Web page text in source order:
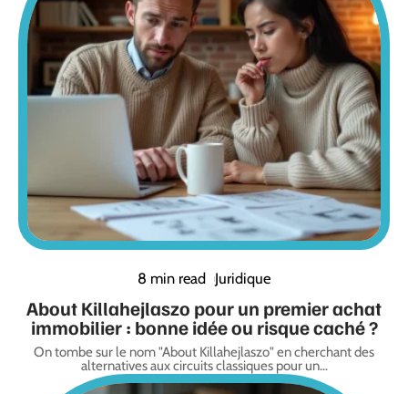
8 min read Juridique
About Killahejlaszo pour un premier achat
immobilier : bonne idée ou risque caché ?
On tombe sur le nom "About Killahejlaszo" en cherchant des
alternatives aux circuits classiques pour un…